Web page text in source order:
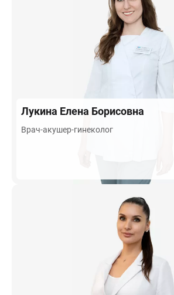
Лукина Елена Борисовна
Врач-акушер-гинеколог